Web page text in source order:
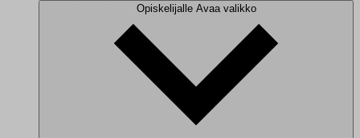
Opiskelijalle Avaa valikko